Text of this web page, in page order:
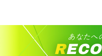
あなたへ